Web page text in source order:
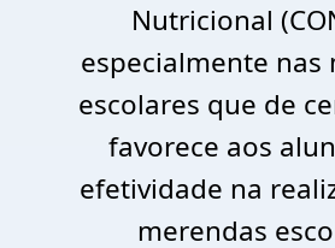
Nutricional
especialmente nas
escolares que de
favorece aos
efetividade na
merendas